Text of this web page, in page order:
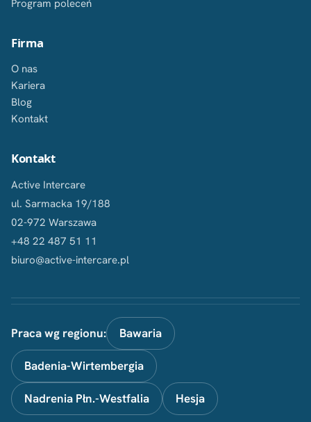
Program poleceń
Firma
O nas
Kariera
Blog
Kontakt
Kontakt
Active Intercare
ul. Sarmacka 19/188
02-972 Warszawa
+48 22 487 51 11
biuro@active-intercare.pl
Praca wg regionu: Bawaria
Badenia-Wirtembergia
Nadrenia Płn.-Westfalia Hesja